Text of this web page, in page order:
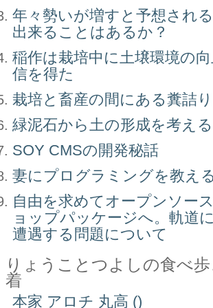
年々勢いが増すと予想され
出来ることはあるか？
稲作は栽培中に土壌環境の
信を得た
栽培と畜産の間にある糞詰
緑泥石から土の形成を考える
SOY CMSの開発秘話
妻にプログラミングを教え
自由を求めてオープンソー
ョップパッケージへ。軌道
遭遇する問題について
りょうことつよしの食べ
着
本家 アロチ 丸高 ()